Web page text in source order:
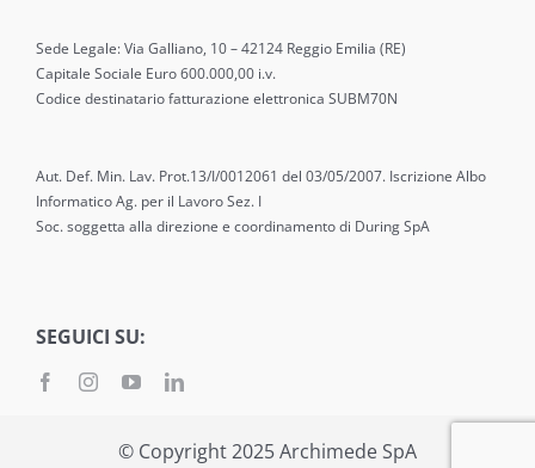
Sede Legale: Via Galliano, 10 – 42124 Reggio Emilia (RE)
Capitale Sociale Euro 600.000,00 i.v.
Codice destinatario fatturazione elettronica SUBM70N
Aut. Def. Min. Lav. Prot.13/I/0012061 del 03/05/2007. Iscrizione Albo
Informatico Ag. per il Lavoro Sez. I
Soc. soggetta alla direzione e coordinamento di During SpA
SEGUICI SU:
© Copyright 2025 Archimede SpA